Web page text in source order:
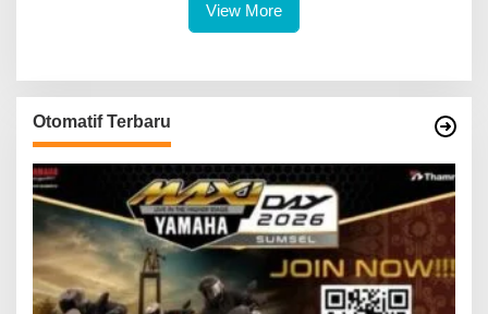
View More
Otomatif Terbaru